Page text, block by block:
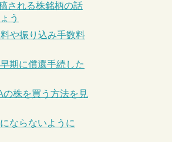
される株銘柄の話
う
や振り込み手数料
期に償還手続した
株を買う方法を見
ならないように